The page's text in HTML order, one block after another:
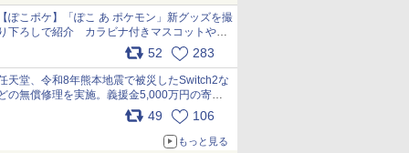
ぽこポケ】「ぽこ あ ポケモン」新グッズを撮
下ろしで紹介 カラビナ付きマスコットやス
52 283
天堂、令和8年熊本地震で被災したSwitch2な
の無償修理を実施。義援金5,000万円の寄付
も発表 pic.x.com/BAYsMfUfUC
49 106
もっと見る